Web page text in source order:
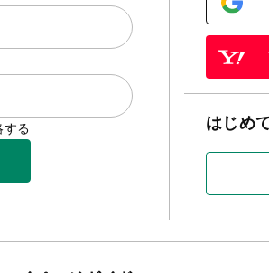
する はじめ